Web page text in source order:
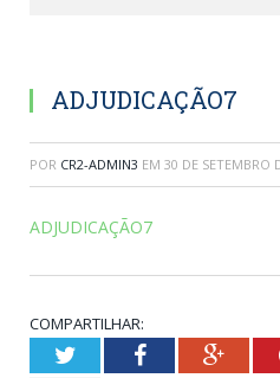
ADJUDICAÇÃO7
POR CR2-ADMIN3 EM 30 DE SETEMBRO
ADJUDICAÇÃO7
COMPARTILHAR:
TwitterFacebook